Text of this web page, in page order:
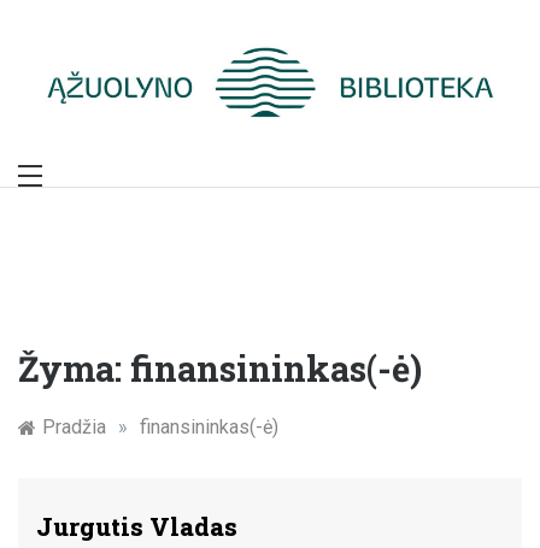
Žymūs Kauno
Žyma: finansininkas(-ė)
Pradžia » finansininkas(-ė)
Jurgutis Vladas